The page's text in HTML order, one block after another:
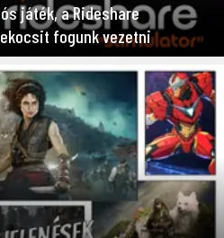
játék, a Rideshare
fogunk vezetni